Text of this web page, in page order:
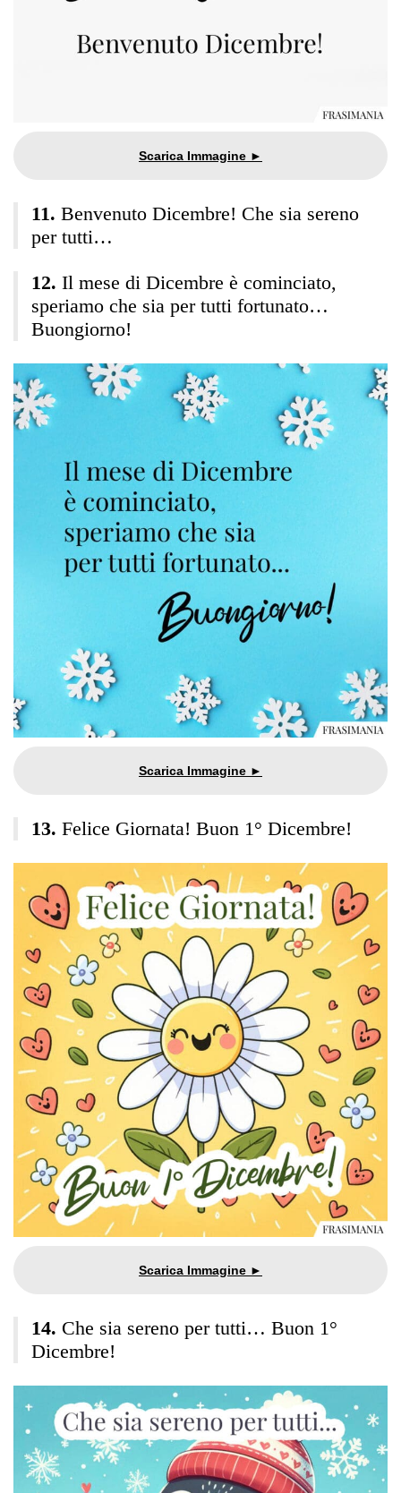
Benvenuto Dicembre! Che sia sereno
per tutti…
Il mese di Dicembre è cominciato,
speriamo che sia per tutti fortunato…
Buongiorno!
Felice Giornata! Buon 1° Dicembre!
Che sia sereno per tutti… Buon 1°
Dicembre!